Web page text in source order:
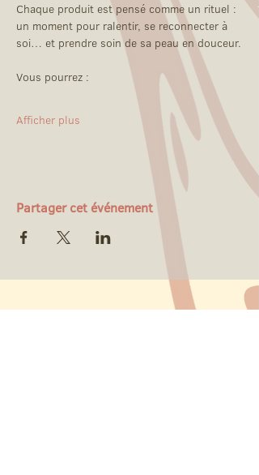
Chaque produit est pensé comme un rituel :
un moment pour ralentir, se reconnecter à
soi… et prendre soin de sa peau en douceur.
Vous pourrez :
Afficher plus
Partager cet événement